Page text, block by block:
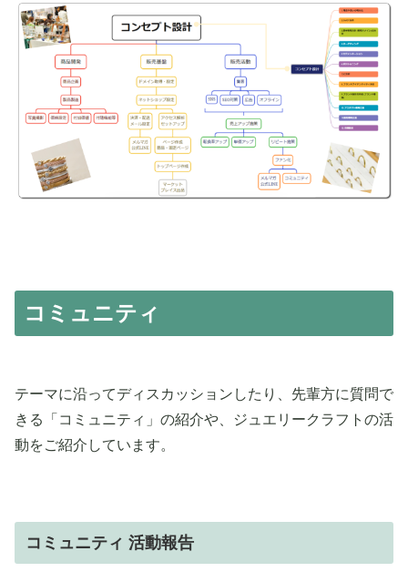
コミュニティ
テーマに沿ってディスカッションしたり、先輩方に質問で
きる「コミュニティ」の紹介や、ジュエリークラフトの活
動をご紹介しています。
コミュニティ 活動報告